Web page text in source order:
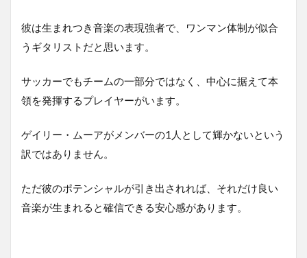
彼は生まれつき音楽の表現強者で、ワンマン体制が似合
うギタリストだと思います。
サッカーでもチームの一部分ではなく、中心に据えて本
領を発揮するプレイヤーがいます。
ゲイリー・ムーアがメンバーの1人として輝かないという
訳ではありません。
ただ彼のポテンシャルが引き出されれば、それだけ良い
音楽が生まれると確信できる安心感があります。